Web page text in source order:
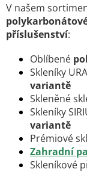
V našem
příslušenství:
Oblíbené
Skleníky
variantě
Skleněné
Skleníky
variantě
Prémiové
Zahradní
Skleníkové